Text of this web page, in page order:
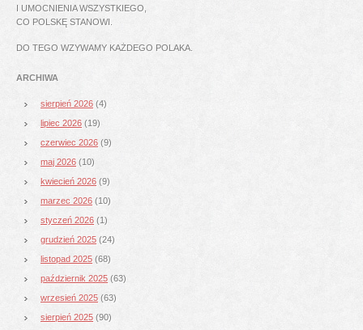
I UMOCNIENIA WSZYSTKIEGO,
CO POLSKĘ STANOWI.
DO TEGO WZYWAMY KAŻDEGO POLAKA.
ARCHIWA
sierpień 2026 (4)
lipiec 2026 (19)
czerwiec 2026 (9)
maj 2026 (10)
kwiecień 2026 (9)
marzec 2026 (10)
styczeń 2026 (1)
grudzień 2025 (24)
listopad 2025 (68)
październik 2025 (63)
wrzesień 2025 (63)
sierpień 2025 (90)